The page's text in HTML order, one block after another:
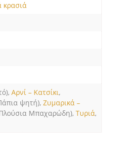
κρασιά
Αρνί – Κατσίκι,
ψητή),Ζυμαρικά –
Μπαχαρώδη),Τυριά,